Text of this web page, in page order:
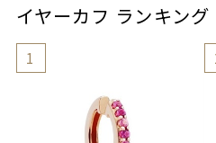
イヤーカフ ランキング
1